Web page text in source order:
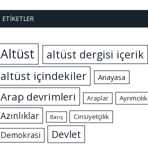
ETIKETLER
Altüst
altüst dergisi içerik
altüst içindekiler
Anayasa
Arap devrimleri Araplar Ayrımcılık
Azınlıklar Barış Cinsiyetçilik
Demokrasi Devlet